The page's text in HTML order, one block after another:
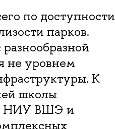
по доступности
парков.
не уровнем
К
школы
НИУ ВШЭ и